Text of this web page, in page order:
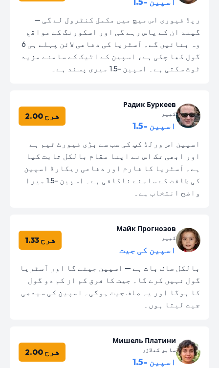
ریڈ فیوری اس میچ میں مکمل کنٹرول لے گی —
گیند ان کے پاس رہے گی اور اسکورنگ کے مواقع
وہ بنائیں گے۔ آسٹریا کی دفاعی لائن پہلے ہی 6
گول کھا چکی ہے، اسپین کے اٹیک کے سامنے مزید
ٹوٹ سکتی ہے۔ اسپین -1.5 میری پسند ہے۔
Радик Буркеев
کیپر
اسپین -1.5
شرح 2.00
اسپین اس ورلڈ کپ کی سب سے بڑی فیورٹ ٹیم ہے
اور ابھی تک اس نے اپنا مقام بالکل ثابت کیا
ہے۔ آسٹریا کا فارم اور دفاعی ریکارڈ اسپین
کی طاقت کے سامنے ناکافی ہے۔ اسپین -1.5 میرا
واضح انتخاب ہے۔
Майк Прогнозов
کیپر
اسپین کی جیت
شرح 1.33
بالکل صاف بات ہے — اسپین جیتے گا اور آسٹریا
گول نہیں کرے گا۔ جیت کا فرق کم از کم دو گول
کا ہوگا اور یہ صاف جیت ہوگی۔ اسپین کی سیدھی
جیت لیتا ہوں۔
Мишель Платини
سابق کھلاڑی
اسپین -1.5
شرح 2.00